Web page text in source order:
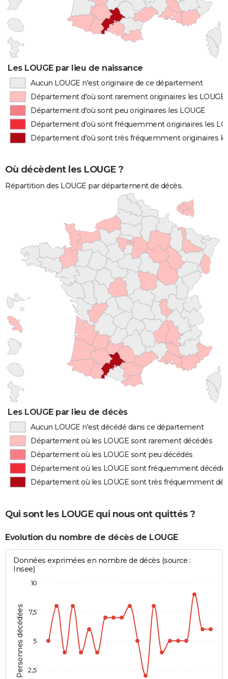
Les LOUGE par lieu de naissance
Aucun LOUGE n'est originaire de ce département
Département d'où sont rarement originaires les LOUGE
Département d'où sont peu originaires les LOUGE
Département d'où sont fréquemment originaires les
Département d'où sont très fréquemment originaires
Où décèdent les LOUGE ?
Répartition des LOUGE par département de décès.
Les LOUGE par lieu de décès
Aucun LOUGE n'est décédé dans ce département
Département où les LOUGE sont rarement décédés
Département où les LOUGE sont peu décédés
Département où les LOUGE sont fréquemment
Département où les LOUGE sont très fréquemment
Qui sont les LOUGE qui nous ont quittés ?
Evolution du nombre de décès de LOUGE
Personnes décédées
Données exprimées en nombre de décès (source :
Insee)
10
2,5
5
7,5